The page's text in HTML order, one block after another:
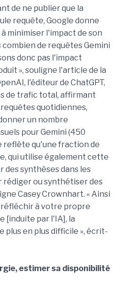
de ne publier que la
requête, Google donne
minimiser l'impact de son
combien de requêtes Gemini
donc pas l'impact
», souligne l'article de la
l'éditeur de ChatGPT,
de trafic total, affirmant
quotidiennes,
un nombre
pour Gemini (450
reflète qu'une fraction de
qui utilise également cette
synthèses dans les
ou synthétiser des
Casey Crownhart. « Ainsi
réfléchir à votre propre
[induite par l'IA], la
plus en plus difficile », écrit-
estimer sa disponibilité